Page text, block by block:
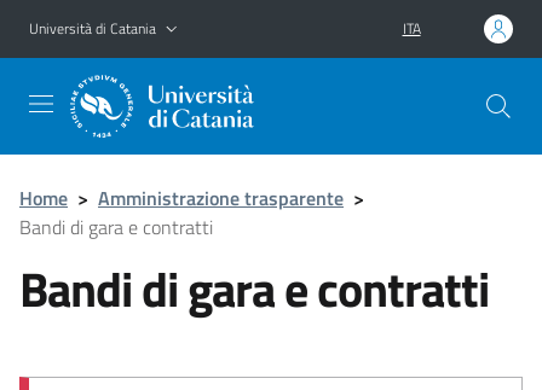
Vai al contenuto principale
Vai al menu di navigazione
Università di Catania ITA
Home > Amministrazione trasparente >
Bandi di gara e contratti
Bandi di gara e contratti